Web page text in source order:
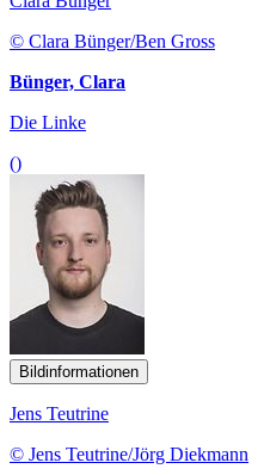
© Clara Bünger/Ben Gross
Bünger, Clara
Die Linke
()
Bildinformationen
Jens Teutrine
© Jens Teutrine/Jörg Diekmann